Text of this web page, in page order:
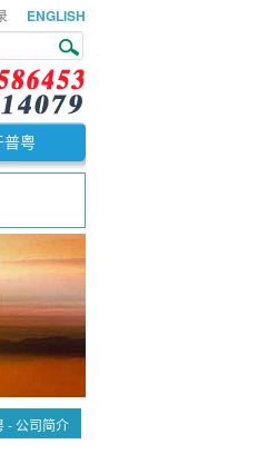
ENGLISH
普粤
-公司简介